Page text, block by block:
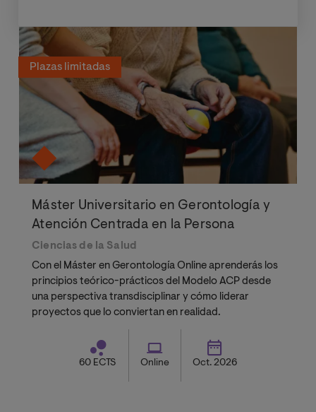
Plazas limitadas
Máster Universitario en Gerontología y
Atención Centrada en la Persona
Ciencias de la Salud
Con el Máster en Gerontología Online aprenderás los
principios teórico-prácticos del Modelo ACP desde
una perspectiva transdisciplinar y cómo liderar
proyectos que lo conviertan en realidad.
60 ECTS Online Oct. 2026